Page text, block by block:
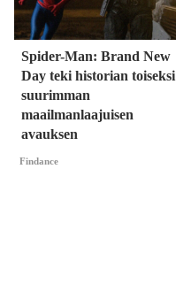
Spider-Man: Brand New
Day teki historian toiseksi
suurimman
maailmanlaajuisen
avauksen
Findance